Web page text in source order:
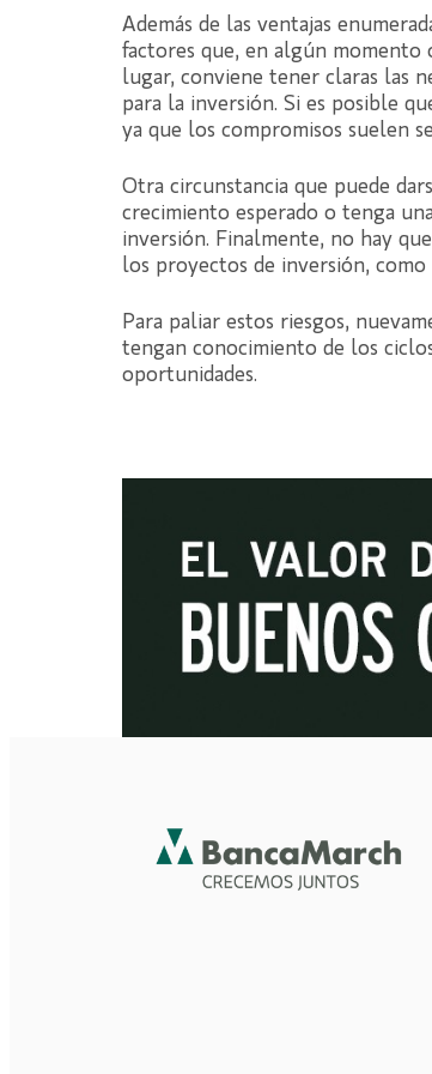
Además de las ventajas
factores que, en algún momento
lugar, conviene tener claras las
para la inversión. Si es posible
ya que los compromisos suelen
Otra circunstancia que puede
crecimiento esperado o tenga
inversión. Finalmente, no hay
los proyectos de inversión,
Para paliar estos riesgos,
tengan conocimiento de los
oportunidades.